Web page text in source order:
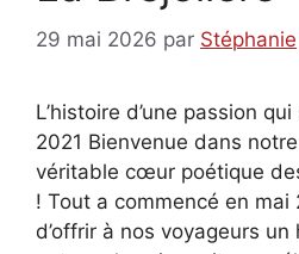
29 mai 2026 par Stéphanie
L’histoire d’une passion
2021 Bienvenue dans
véritable cœur poétique
! Tout a commencé en mai
d’offrir à nos voyageurs